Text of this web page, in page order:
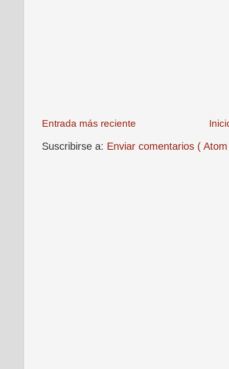
Entrada más reciente
Suscribirse a: Enviar comentarios (